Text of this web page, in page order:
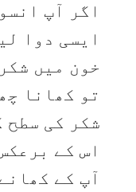
اگر آپ
ایسی دوا
خون میں
تو کھانا
شکر کی سطح
اس کے
آپ کے